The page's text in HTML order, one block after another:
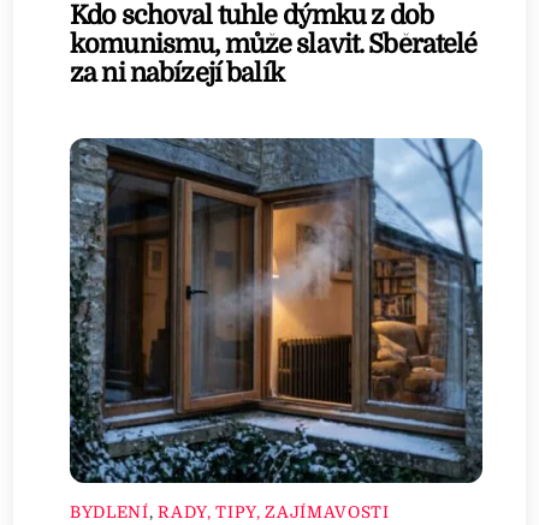
Kdo schoval tuhle dýmku z dob
komunismu, může slavit. Sběratelé
za ni nabízejí balík
BYDLENÍ,RADY, TIPY, ZAJÍMAVOSTI